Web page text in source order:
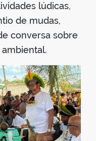
lúdicas,
de mudas,
conversa sobre